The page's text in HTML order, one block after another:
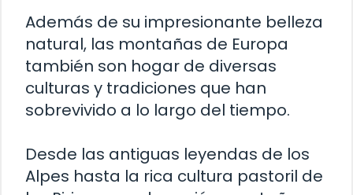
Además de su impresionante belleza
natural, las montañas de Europa
también son hogar de diversas
culturas y tradiciones que han
sobrevivido a lo largo del tiempo.
Desde las antiguas leyendas de los
Alpes hasta la rica cultura pastoril de